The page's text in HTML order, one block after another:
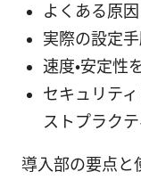
よくある原
実際の設定手
速度・安定
セキュリテ
ストプラク
導入部の要点と